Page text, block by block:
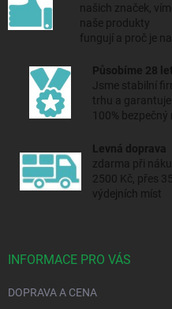
našich značek,
naše produkty
fungují a proč je
Působíme 28 let
Jsme stabilní
trhu a
100% bezpečný
Levná doprava
zdarma při
2500 Kč, přes
výdejních míst
INFORMACE PRO VÁS
DOPRAVA A CENA